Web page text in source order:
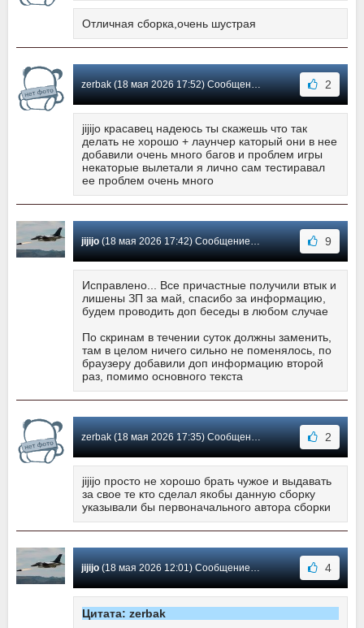
Отличная сборка,очень шустрая
zerbak (18 мая 2026 17:52) Сообщение #19 2
jijijo красавец надеюсь ты скажешь что так
делать не хорошо + лаунчер каторый они в нее
добавили очень много багов и проблем игры
некаторые вылетали я лично сам тестиравал
ее проблем очень много
jijijo(18 мая 2026 17:42) Сообщение #18 9
Исправлено... Все причастные получили втык и
лишены ЗП за май, спасибо за информацию,
будем проводить доп беседы в любом случае
По скринам в течении суток должны заменить,
там в целом ничего сильно не поменялось, по
браузеру добавили доп информацию второй
раз, помимо основного текста
zerbak (18 мая 2026 17:35) Сообщение #17 2
jijijo просто не хорошо брать чужое и выдавать
за свое те кто сделал якобы данную сборку
указывали бы первоначального автора сборки
jijijo(18 мая 2026 12:01) Сообщение #16 4
Цитата: zerbak